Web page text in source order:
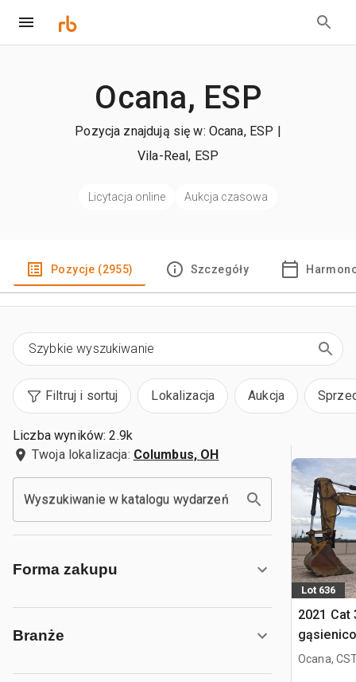
Ocana, ESP
Pozycja znajdują się w: Ocana, ESP |
Vila-Real, ESP
Licytacja online Aukcja czasowa
Pozycje (2955) Szczegóły
Filtruj i sortuj Lokalizacja Aukcja
Liczba wyników: 2.9k
Twoja lokalizacja: Columbus, OH
Wyszukiwanie w katalogu wydarzeń
Forma zakupu
Branże
Lot 636
2021 Cat
Ocana,